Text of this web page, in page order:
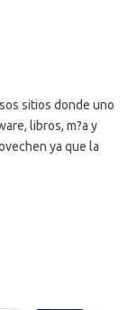
sitios donde uno
libros, m?a y
ya que la